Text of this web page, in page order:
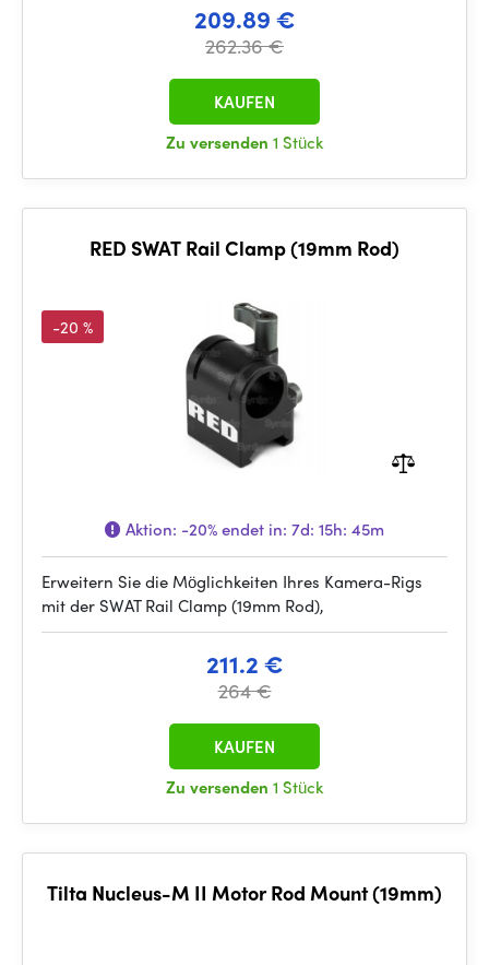
209.89 €
262.36 €
Zu versenden 1 Stück
KAUFEN
RED SWAT Rail Clamp (19mm Rod)
-20 %
Aktion: -20%endet in: 7d: 15h: 45m
Erweitern Sie die Möglichkeiten Ihres Kamera-Rigs
mit der SWAT Rail Clamp (19mm Rod),
211.2 €
264 €
Zu versenden 1 Stück
KAUFEN
Tilta Nucleus-M II Motor Rod Mount (19mm)